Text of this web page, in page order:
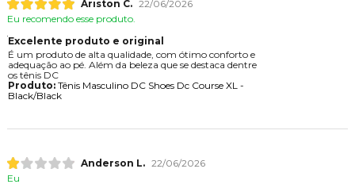
Ariston C. 22/06/2026
Eu recomendo esse produto.
Excelente produto e original
É um produto de alta qualidade, com ótimo conforto e
adequação ao pé. Além da beleza que se destaca dentre
os tênis DC
Produto:Tênis Masculino DC Shoes Dc Course XL -
Black/Black
Anderson L. 22/06/2026
Eu